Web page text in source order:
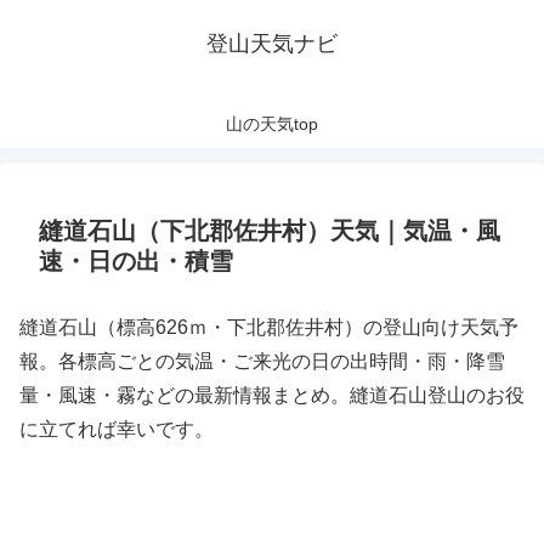
登山天気ナビ
山の天気top
縫道石山（下北郡佐井村）天気｜気温・風
速・日の出・積雪
縫道石山（標高626ｍ・下北郡佐井村）の登山向け天気予
報。各標高ごとの気温・ご来光の日の出時間・雨・降雪
量・風速・霧などの最新情報まとめ。縫道石山登山のお役
に立てれば幸いです。